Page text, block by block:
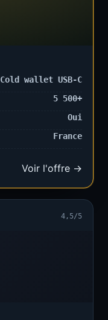
Cold wallet USB-C
5 500+
Oui
France
Voir l'offre →
4,5/5